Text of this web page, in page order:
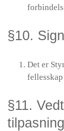
§10.
Det er
§11.